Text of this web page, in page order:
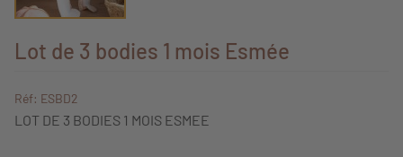
Lot de 3 bodies 1 mois Esmée
Réf: ESBD2
LOT DE 3 BODIES 1 MOIS ESMEE